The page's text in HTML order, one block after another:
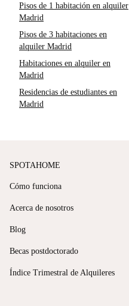
Pisos de 1 habitación en alquiler
Madrid
Pisos de 3 habitaciones en
alquiler Madrid
Habitaciones en alquiler en
Madrid
Residencias de estudiantes en
Madrid
SPOTAHOME
Cómo funciona
Acerca de nosotros
Blog
Becas postdoctorado
Índice Trimestral de Alquileres